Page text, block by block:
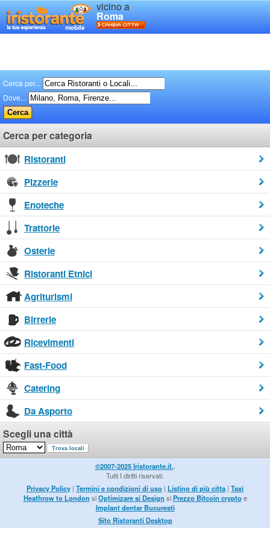
vicino a
Roma
Cerca per...
Dove...
Cerca per categoria
Ristoranti
Pizzerie
Enoteche
Trattorie
Osterie
Ristoranti Etnici
Agriturismi
Birrerie
Ricevimenti
Fast-Food
Catering
Da Asporto
Scegli una città
©2007-2025 Iristorante.it..
Tutti I diritti riservati.
Privacy Policy | Termini e condizioni di uso | Listino di più citta | Taxi
Heathrow to London siOptimizare si Design siPrezzo Bitcoin cryptoe
Implant dentar Bucuresti
Sito Ristoranti Desktop